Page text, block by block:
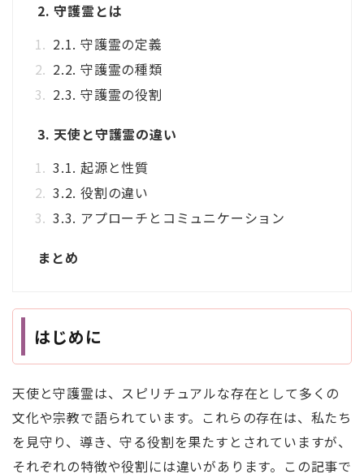
2. 守護霊とは
2.1. 守護霊の定義
2.2. 守護霊の種類
2.3. 守護霊の役割
3. 天使と守護霊の違い
3.1. 起源と性質
3.2. 役割の違い
3.3. アプローチとコミュニケーション
まとめ
はじめに
天使と守護霊は、スピリチュアルな存在として多くの
文化や宗教で語られています。これらの存在は、私たち
を見守り、導き、守る役割を果たすとされていますが、
それぞれの特徴や役割には違いがあります。この記事で